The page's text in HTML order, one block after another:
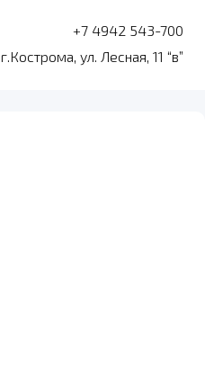
+7 4942 543-700
г.Кострома, ул. Лесная, 11 “в”